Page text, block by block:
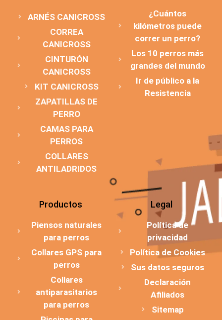
ARNÉS CANICROSS
CORREA
CANICROSS
CINTURÓN
CANICROSS
KIT CANICROSS
ZAPATILLAS DE
PERRO
CAMAS PARA
PERROS
COLLARES
ANTILADRIDOS
¿Cuántos
kilómetros puede
correr un perro?
Los 10 perros más
grandes del mundo
Ir de público a la
Resistencia
Productos
Piensos naturales
para perros
Collares GPS para
perros
Collares
antiparasitarios
para perros
Legal
Política de
privacidad
Política de Cookies
Sus datos seguros
Declaración
Afiliados
Sitemap